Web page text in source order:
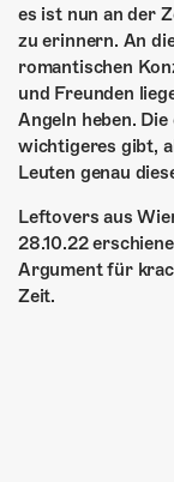
es ist nun an der
zu erinnern. An
romantischen
und Freunden
Angeln heben.
wichtigeres gibt,
Leuten genau
Leftovers aus
28.10.22
Argument für
Zeit.